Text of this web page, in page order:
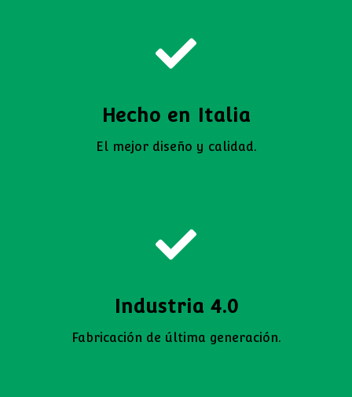
Hecho en Italia
El mejor diseño y calidad.
Industria 4.0
Fabricación de última generación.